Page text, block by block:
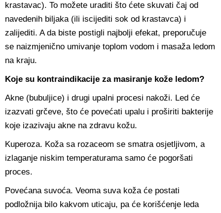
krastavac). To možete uraditi što ćete skuvati čaj od
navedenih biljaka (ili iscijediti sok od krastavca) i
zalijediti. A da biste postigli najbolji efekat, preporučuje
se naizmjenično umivanje toplom vodom i masaža ledom
na kraju.
Koje su kontraindikacije za masiranje kože ledom?
Akne (bubuljice) i drugi upalni procesi nakoži. Led će
izazvati grčeve, što će povećati upalu i proširiti bakterije
koje izazivaju akne na zdravu kožu.
Kuperoza. Koža sa rozaceom se smatra osjetljivom, a
izlaganje niskim temperaturama samo će pogoršati
proces.
Povećana suvoća. Veoma suva koža će postati
podložnija bilo kakvom uticaju, pa će korišćenje leda